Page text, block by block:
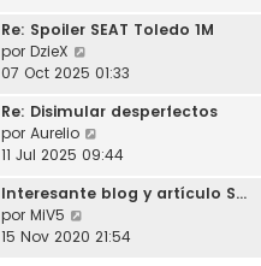
j
e
j
o
s
e
l
i
o
s
a
Re: Spoiler SEAT Toledo 1M
por DzieX
e
ú
l
t
m
m
07 Oct 2025 01:33
Re: Disimular desperfectos
por Aurelio
e
ú
t
11 Jul 2025 09:44
Interesante blog y artículo S…
por MiV5
e
15 Nov 2020 21:54